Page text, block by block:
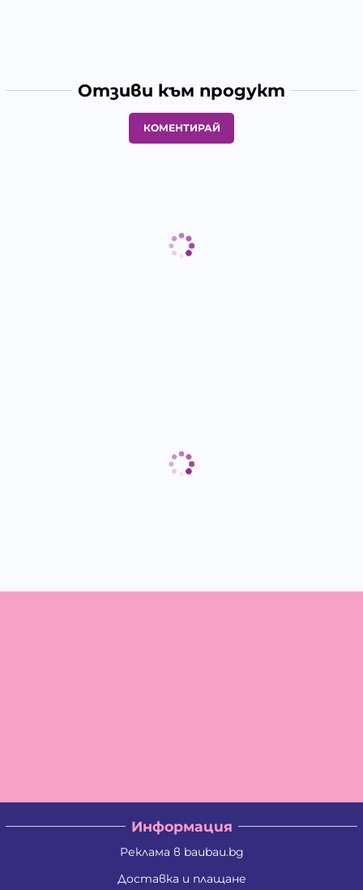
Отзиви към продукт
КОМЕНТИРАЙ
Информация
Реклама в baubau.bg
Доставка и плащане